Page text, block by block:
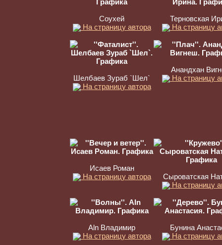
Соухей
На страницу автора
Терновская
На страницу
Шелбаев Зураб `Шел`
На страницу автора
Анандхан
На страницу
Исаев Роман
На страницу автора
Сыроватская
На страницу
Aln Владимир
На страницу автора
Бунина
На страницу